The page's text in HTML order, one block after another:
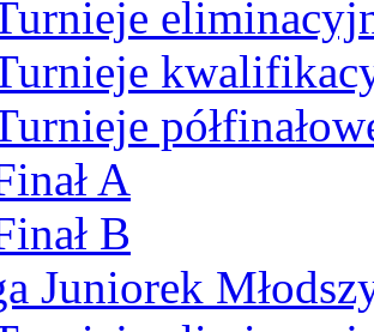
A
B
Juniorek